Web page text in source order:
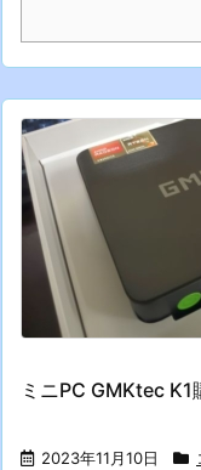
ミニPC GMKtec K1
2023年11月10日